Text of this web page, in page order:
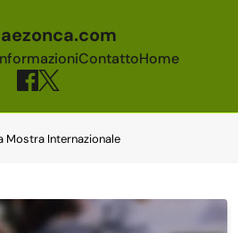
ContattoHome
Mostra Internazionale